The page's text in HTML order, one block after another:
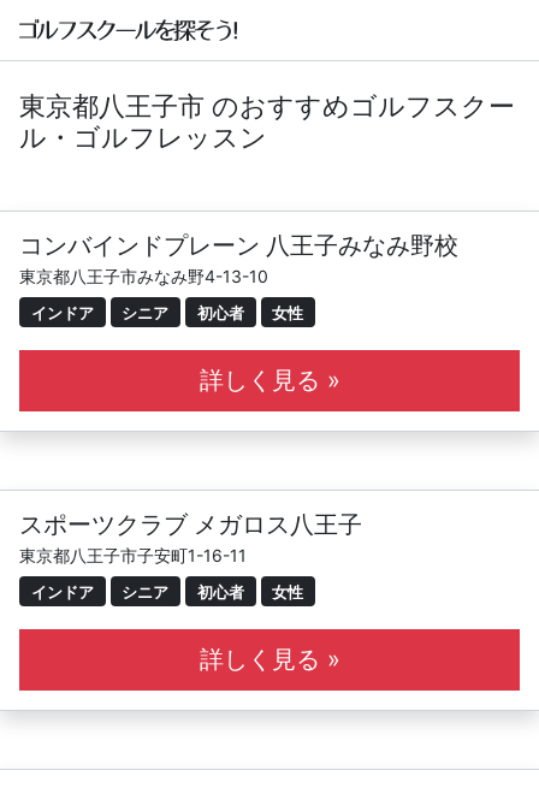
東京都八王子市 のおすすめゴルフスクー
ル・ゴルフレッスン
コンバインドプレーン 八王子みなみ野校
東京都八王子市みなみ野4-13-10
インドア シニア 初心者 女性
詳しく見る »
スポーツクラブ メガロス八王子
東京都八王子市子安町1-16-11
インドア シニア 初心者 女性
詳しく見る »